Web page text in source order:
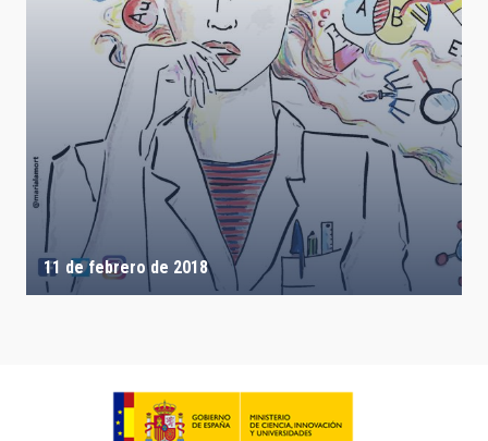
11 de febrero de 2018